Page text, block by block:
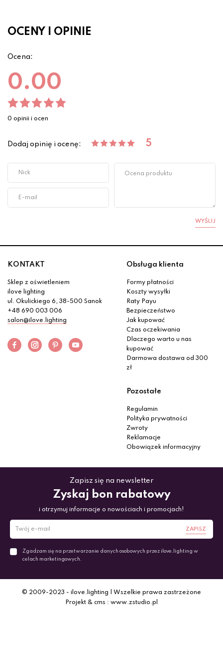
OCENY I OPINIE
Ocena:
0.00
0 opinii i ocen
Dodaj opinię i ocenę: 5
WYŚLIJ
KONTAKT
Sklep z oświetleniem
ilove lighting
ul. Okulickiego 6, 38-500 Sanok
+48 690 003 006
salon@ilove.lighting
Obsługa klienta
Formy płatności
Koszty wysyłki
Raty Payu
Bezpieczeństwo
Jak kupować
Czas oczekiwania
Dlaczego warto u nas
kupować
Darmowa dostawa od 300
zł
Pozostałe
Regulamin
Polityka prywatności
Zwroty
Reklamacje
Obowiązek informacyjny
Zapisz się na newsletter
Zyskaj bon rabatowy
i otrzymuj informacje o nowościach i promocjach!
ZAPISZ
Zgadzam się na przetwarzanie danych osobowych przez ilove.lighting w
celach marketingowych.
© 2009-2023 - ilove.lighting | Wszelkie prawa zastrzeżone
Projekt & cms : www.zstudio.pl